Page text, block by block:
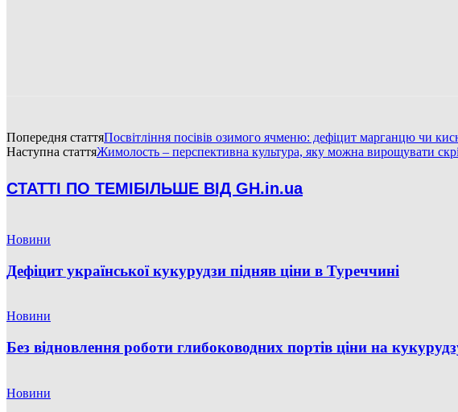
Попередня статтяПосвітління посівів озимого ячменю: дефіцит марганцю чи
Наступна статтяЖимолость – перспективна культура, яку можна вирощувати
СТАТТІ ПО ТЕМІБІЛЬШЕ ВІД GH.in.ua
Новини
Дефіцит української кукурудзи підняв ціни в Туреччині
Новини
Без відновлення роботи глибоководних портів ціни на
Новини